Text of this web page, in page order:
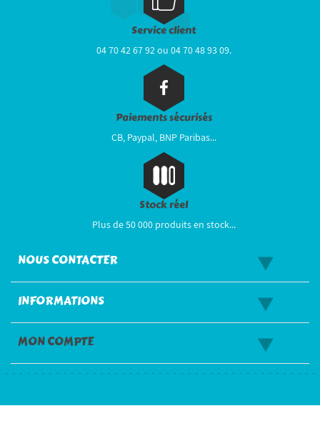
Service client
04 70 42 67 92 ou 04 70 48 93 09.
Paiements sécurisés
CB, Paypal, BNP Paribas...
Stock réel
Plus de 50 000 produits en stock...
NOUS CONTACTER
INFORMATIONS
MON COMPTE